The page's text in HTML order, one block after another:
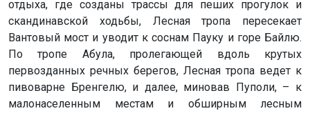
отдыха, где созданы трассы для пеших прогулок и
скандинавской ходьбы, Лесная тропа пересекает
Вантовый мост и уводит к соснам Пауку и горе Байлю.
По тропе Абула, пролегающей вдоль крутых
первозданных речных берегов, Лесная тропа ведет к
пивоварне Бренгелю, и далее, миновав Пуполи, – к
малонаселенным местам и обширным лесным